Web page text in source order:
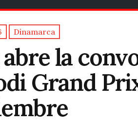
Dinamarca
la
Grand